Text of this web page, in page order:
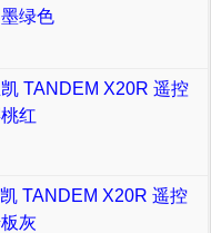
绿色
TANDEM X20R 遥控
红
TANDEM X20R 遥控
灰